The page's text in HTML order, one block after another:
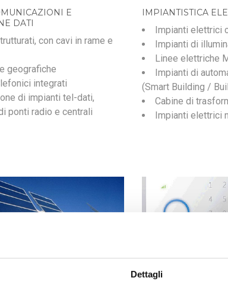
Dettagli
E
DATI
con cavi in rame e
geografiche
integrati
di impianti tel-dati,
ponti radio e centrali
IMPIANTISTICA
Impianti elettrici
Impianti di
Linee elettriche
Impianti di
(Smart Building /
Cabine di
Impianti elettrici